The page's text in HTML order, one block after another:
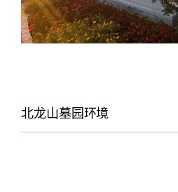
北龙山墓园环境